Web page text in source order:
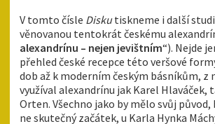
V tomto čísle Diskutiskneme i další
věnovanou tentokrát českému
alexandrínu – nejen jevištním“). Nejde
přehled české recepce této veršové
dob až k moderním českým básníkům, z
využíval alexandrínu jak Karel Hlaváček,
Orten. Všechno jako by mělo svůj
ne skutečný začátek, u Karla Hynka